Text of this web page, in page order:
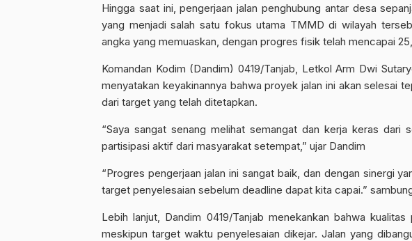
Hingga saat ini, pengerjaan jalan penghubung antar desa
yang menjadi salah satu fokus utama TMMD di wilayah
angka yang memuaskan, dengan progres fisik telah mencapai
Komandan Kodim (Dandim) 0419/Tanjab, Letkol Arm Dwi
menyatakan keyakinannya bahwa proyek jalan ini akan selesai
dari target yang telah ditetapkan.
“Saya sangat senang melihat semangat dan kerja keras dari
partisipasi aktif dari masyarakat setempat,” ujar Dandim
“Progres pengerjaan jalan ini sangat baik, dan dengan sinergi
target penyelesaian sebelum deadline dapat kita capai.”
Lebih lanjut, Dandim 0419/Tanjab menekankan bahwa
meskipun target waktu penyelesaian dikejar. Jalan yang